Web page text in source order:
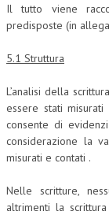
Il tutto viene
predisposte (in
5.1 Struttura
L’analisi della
essere stati
consente di
considerazione la
misurati e contati .
Nelle scritture,
altrimenti la